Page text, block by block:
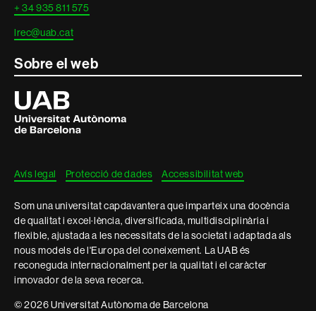
+ 34 935 811 575
lrec@uab.cat
Sobre el web
Universitat
Autònoma
de
Barcelona
Avís legal Protecció de dades Accessibilitat web
Som una universitat capdavantera que imparteix una docència
de qualitat i excel·lència, diversificada, multidisciplinària i
flexible, ajustada a les necessitats de la societat i adaptada als
nous models de l'Europa del coneixement. La UAB és
reconeguda internacionalment per la qualitat i el caràcter
innovador de la seva recerca.
© 2026 Universitat Autònoma de Barcelona